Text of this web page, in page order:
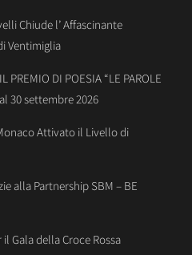
Chiude l’ Affascinante
Ventimiglia
PREMIO DI POESIA “LE PAROLE
30 settembre 2026
Attivato il Livello di
alla Partnership SBM – BE
Gala della Croce Rossa